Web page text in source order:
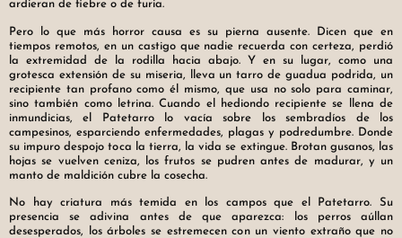
ardieran de fiebre o de furia.
Pero lo que más horror causa es su pierna ausente. Dicen que en
tiempos remotos, en un castigo que nadie recuerda con certeza, perdió
la extremidad de la rodilla hacia abajo. Y en su lugar, como una
grotesca extensión de su miseria, lleva un tarro de guadua podrida, un
recipiente tan profano como él mismo, que usa no solo para caminar,
sino también como letrina. Cuando el hediondo recipiente se llena de
inmundicias, el Patetarro lo vacía sobre los sembradíos de los
campesinos, esparciendo enfermedades, plagas y podredumbre. Donde
su impuro despojo toca la tierra, la vida se extingue. Brotan gusanos, las
hojas se vuelven ceniza, los frutos se pudren antes de madurar, y un
manto de maldición cubre la cosecha.
No hay criatura más temida en los campos que el Patetarro. Su
presencia se adivina antes de que aparezca: los perros aúllan
desesperados, los árboles se estremecen con un viento extraño que no